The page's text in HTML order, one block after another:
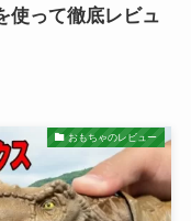
使って徹底レビュ
おもちゃのレビュー